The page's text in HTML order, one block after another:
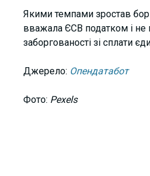
Якими темпами зростав
вважала ЄСВ податком і не
заборгованості зі сплати
Джерело: Опендатабот
Фото: Pexels